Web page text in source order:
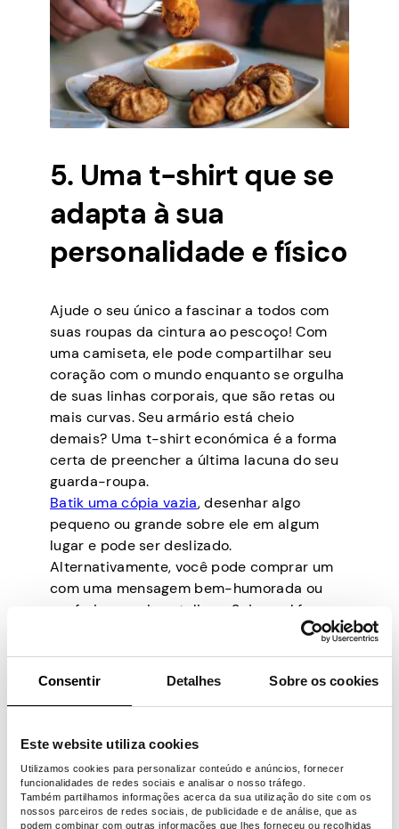
Consentir Detalhes Sobre os cookies
Este website utiliza cookies
Utilizamos cookies para personalizar conteúdo e anúncios, fornecer
funcionalidades de redes sociais e analisar o nosso tráfego.
Também partilhamos informações acerca da sua utilização do site com os
nossos parceiros de redes sociais, de publicidade e de análise, que as
podem combinar com outras informações que lhes forneceu ou recolhidas
5. Uma t-shirt que se
adapta à sua
personalidade e físico
Ajude o seu único a fascinar a todos com
suas roupas da cintura ao pescoço! Com
uma camiseta, ele pode compartilhar seu
coração com o mundo enquanto se orgulha
de suas linhas corporais, que são retas ou
mais curvas. Seu armário está cheio
demais? Uma t-shirt económica é a forma
certa de preencher a última lacuna do seu
guarda-roupa.
Batik uma cópia vazia, desenhar algo
pequeno ou grande sobre ele em algum
lugar e pode ser deslizado.
Alternativamente, você pode comprar um
com uma mensagem bem-humorada ou
conferir os mais natalinos. Seja qual for a
sua escolha, será muito apreciado, porque
as roupas novas são um presente
fantástico – sempre bem-vindo, sempre